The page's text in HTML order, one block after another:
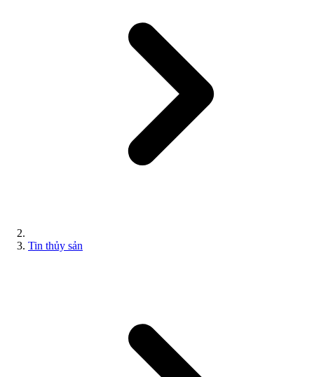
Tin thủy sản